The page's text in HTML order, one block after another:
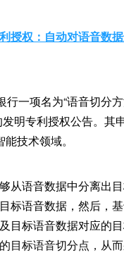
授权：自动对语音数
行一项名为“语音切分
发明专利授权公告。其
技术领域。
从语音数据中分离出
标语音数据，然后，
目标语音数据对应的
目标语音切分点，从